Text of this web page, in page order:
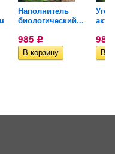
Наполнитель
биологический...
985 Р 985